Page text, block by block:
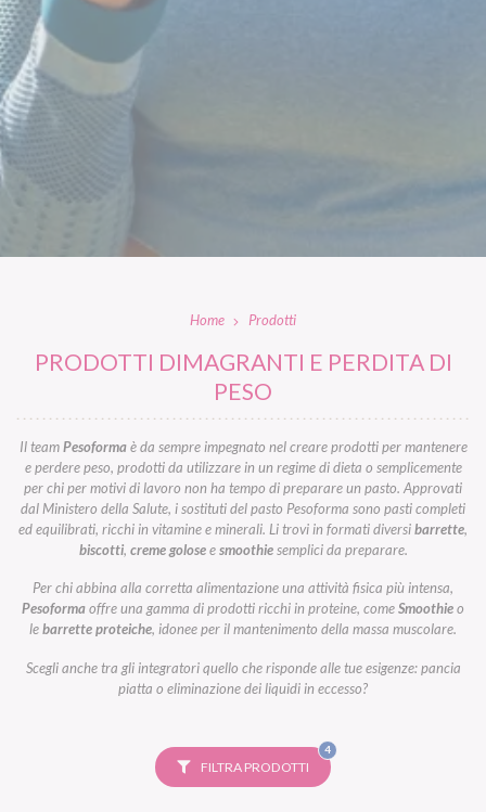
Home Prodotti
PRODOTTI DIMAGRANTI E PERDITA DI
PESO
Il teamPesoformaè da sempre impegnato nel creare prodotti per mantenere
e perdere peso, prodotti da utilizzare in un regime di dieta o semplicemente
per chi per motivi di lavoro non ha tempo di preparare un pasto. Approvati
dal Ministero della Salute, i sostituti del pasto Pesoforma sono pasti completi
ed equilibrati, ricchi in vitamine e minerali. Li trovi in formati diversibarrette,
biscotti, creme goloseesmoothiesemplici da preparare.
Per chi abbina alla corretta alimentazione una attività fisica più intensa,
Pesoformaoffre una gamma di prodotti ricchi in proteine, comeSmoothieo
lebarrette proteiche, idonee per il mantenimento della massa muscolare.
Scegli anche tra gli integratori quello che risponde alle tue esigenze: pancia
piatta o eliminazione dei liquidi in eccesso?
FILTRA PRODOTTI
4FILTRI
SELEZIONATI